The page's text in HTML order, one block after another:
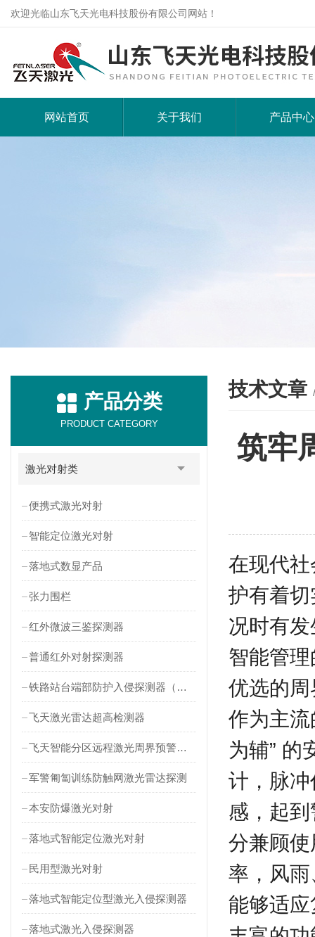
欢迎光临山东飞天光电科技股份有限公司网站！
网站首页 关于我们 产品中心
产品分类
PRODUCT CATEGORY
激光对射类
便携式激光对射
智能定位激光对射
落地式数显产品
张力围栏
红外微波三鉴探测器
普通红外对射探测器
铁路站台端部防护入侵探测器（对射式）
飞天激光雷达超高检测器
飞天智能分区远程激光周界预警雷达
军警匍匐训练防触网激光雷达探测
本安防爆激光对射
落地式智能定位激光对射
民用型激光对射
落地式智能定位型激光入侵探测器
落地式激光入侵探测器
技术文章
筑牢
在现代
护有着
况时有
智能管
优选的
作为主
为辅” 的
计，脉
感，起
分兼顾
率，风
能够适